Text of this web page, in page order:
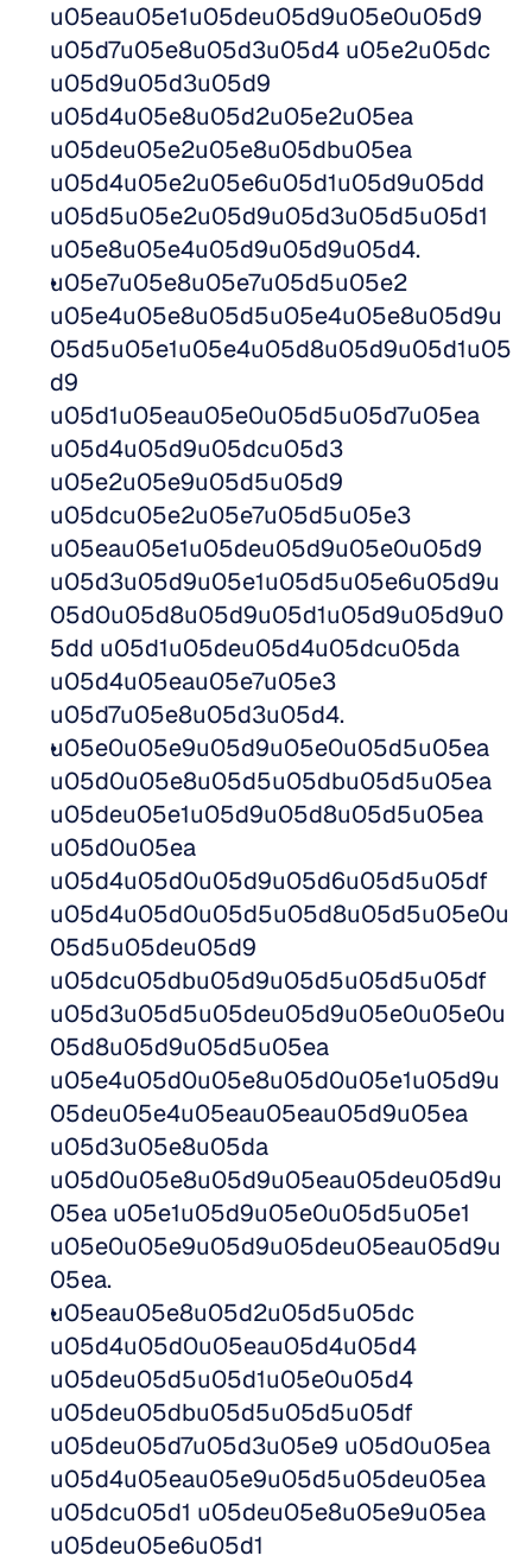
u05eau05e1u05deu05d9u05e0u05d9
u05d7u05e8u05d3u05d4 u05e2u05dc
u05d9u05d3u05d9
u05d4u05e8u05d2u05e2u05ea
u05deu05e2u05e8u05dbu05ea
u05d4u05e2u05e6u05d1u05d9u05dd
u05d5u05e2u05d9u05d3u05d5u05d1
u05e8u05e4u05d9u05d9u05d4.
u05e7u05e8u05e7u05d5u05e2
u05e4u05e8u05d5u05e4u05e8u05d9u
05d5u05e1u05e4u05d8u05d9u05d1u05
d9
u05d1u05eau05e0u05d5u05d7u05ea
u05d4u05d9u05dcu05d3
u05e2u05e9u05d5u05d9
u05dcu05e2u05e7u05d5u05e3
u05eau05e1u05deu05d9u05e0u05d9
u05d3u05d9u05e1u05d5u05e6u05d9u
05d0u05d8u05d9u05d1u05d9u05d9u0
5dd u05d1u05deu05d4u05dcu05da
u05d4u05eau05e7u05e3
u05d7u05e8u05d3u05d4.
u05e0u05e9u05d9u05e0u05d5u05ea
u05d0u05e8u05d5u05dbu05d5u05ea
u05deu05e1u05d9u05d8u05d5u05ea
u05d0u05ea
u05d4u05d0u05d9u05d6u05d5u05df
u05d4u05d0u05d5u05d8u05d5u05e0u
05d5u05deu05d9
u05dcu05dbu05d9u05d5u05d5u05df
u05d3u05d5u05deu05d9u05e0u05e0u
05d8u05d9u05d5u05ea
u05e4u05d0u05e8u05d0u05e1u05d9u
05deu05e4u05eau05eau05d9u05ea
u05d3u05e8u05da
u05d0u05e8u05d9u05eau05deu05d9u
05ea u05e1u05d9u05e0u05d5u05e1
u05e0u05e9u05d9u05deu05eau05d9u
05ea.
u05eau05e8u05d2u05d5u05dc
u05d4u05d0u05eau05d4u05d4
u05deu05d5u05d1u05e0u05d4
u05deu05dbu05d5u05d5u05df
u05deu05d7u05d3u05e9 u05d0u05ea
u05d4u05eau05e9u05d5u05deu05ea
u05dcu05d1 u05deu05e8u05e9u05ea
u05deu05e6u05d1